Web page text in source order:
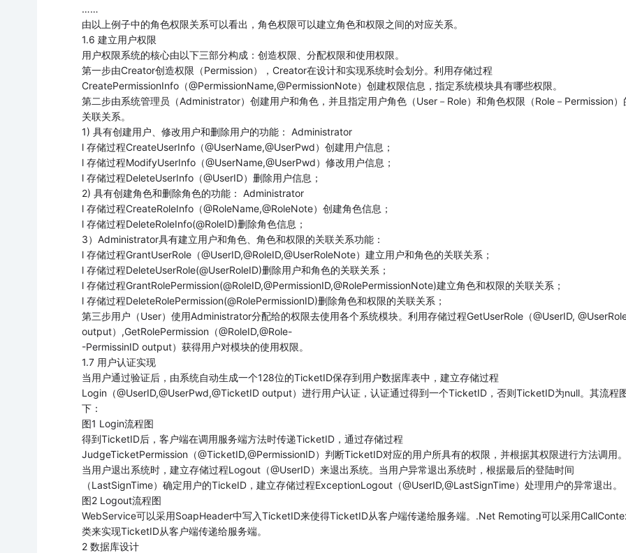
……
由以上例子中的角色权限关系可以看出，角色权限可以建立角色和权限之间的对应关系。
1.6 建立用户权限
用户权限系统的核心由以下三部分构成：创造权限、分配权限和使用权限。
第一步由Creator创造权限（Permission），Creator在设计和实现系统时会划分。利用存储过程
CreatePermissionInfo（@PermissionName,@PermissionNote）创建权限信息，指定系统模块具有哪些权限。
第二步由系统管理员（Administrator）创建用户和角色，并且指定用户角色（User－Role）和角色权限（Role－Permission）
关联关系。
1) 具有创建用户、修改用户和删除用户的功能： Administrator
l 存储过程CreateUserInfo（@UserName,@UserPwd）创建用户信息；
l 存储过程ModifyUserInfo（@UserName,@UserPwd）修改用户信息；
l 存储过程DeleteUserInfo（@UserID）删除用户信息；
2) 具有创建角色和删除角色的功能： Administrator
l 存储过程CreateRoleInfo（@RoleName,@RoleNote）创建角色信息；
l 存储过程DeleteRoleInfo(@RoleID)删除角色信息；
3）Administrator具有建立用户和角色、角色和权限的关联关系功能：
l 存储过程GrantUserRole（@UserID,@RoleID,@UserRoleNote）建立用户和角色的关联关系；
l 存储过程DeleteUserRole(@UserRoleID)删除用户和角色的关联关系；
l 存储过程GrantRolePermission(@RoleID,@PermissionID,@RolePermissionNote)建立角色和权限的关联关系；
l 存储过程DeleteRolePermission(@RolePermissionID)删除角色和权限的关联关系；
第三步用户（User）使用Administrator分配给的权限去使用各个系统模块。利用存储过程GetUserRole（@UserID,
output）,GetRolePermission（@RoleID,@Role-
-PermissinID output）获得用户对模块的使用权限。
1.7 用户认证实现
当用户通过验证后，由系统自动生成一个128位的TicketID保存到用户数据库表中，建立存储过程
Login（@UserID,@UserPwd,@TicketID output）进行用户认证，认证通过得到一个TicketID，否则TicketID为null。其流程
下：
图1 Login流程图
得到TicketID后，客户端在调用服务端方法时传递TicketID，通过存储过程
JudgeTicketPermission（@TicketID,@PermissionID）判断TicketID对应的用户所具有的权限，并根据其权限进行方法调用
当用户退出系统时，建立存储过程Logout（@UserID）来退出系统。当用户异常退出系统时，根据最后的登陆时间
（LastSignTime）确定用户的TickeID，建立存储过程ExceptionLogout（@UserID,@LastSignTime）处理用户的异常退出。
图2 Logout流程图
WebService可以采用SoapHeader中写入TicketID来使得TicketID从客户端传递给服务端。.Net Remoting可以采用
类来实现TicketID从客户端传递给服务端。
2 数据库设计